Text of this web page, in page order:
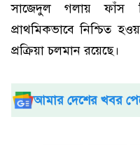
সাজেদুল গলায় ফাঁস
প্রাথমিকভাবে নিশ্চিত
প্রক্রিয়া চলমান রয়েছে।
আমার দেশের খবর